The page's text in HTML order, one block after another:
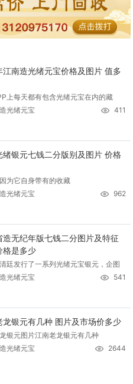
江南造光绪元宝价格及图片 值多
上每天都有包含光绪元宝在内的藏
光绪元宝
411
绪银元七钱二分版别及图片 价格
为它自身带有的收藏
光绪元宝
962
造无纪年版七钱二分图片及特征
格是多少
廷发行了一系列光绪元宝银元，企图
光绪元宝
541
龙银元有几种 图片及市场价多少
银元图片江南老龙银元有几种
光绪元宝
2644